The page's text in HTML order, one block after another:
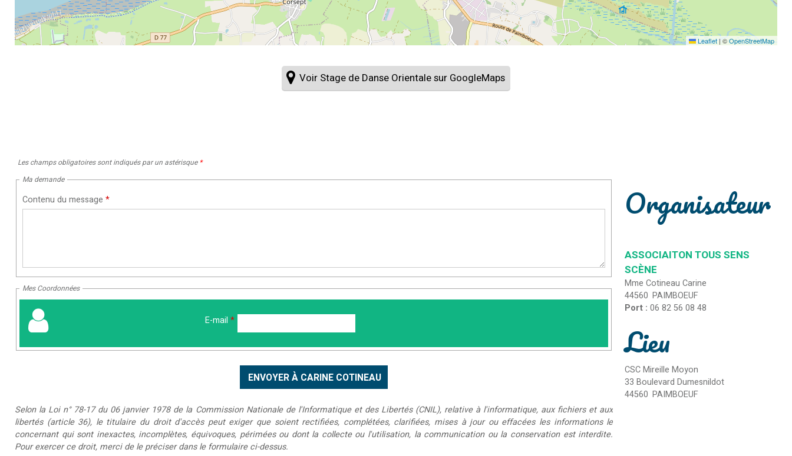
Leaflet | ©OpenStreetMap
Voir Stage de Danse Orientale sur GoogleMaps
Les champs obligatoires sont indiqués par un astérisque *
Ma demande
Contenu du message *
Mes Coordonnées
E-mail *
Selon la Loi n° 78-17 du 06 janvier 1978 de la Commission Nationale de l'Informatique et des Libertés (CNIL), relative à l'informatique, aux fichiers et aux
libertés (article 36), le titulaire du droit d'accès peut exiger que soient rectifiées, complétées, clarifiées, mises à jour ou effacées les informations le
concernant qui sont inexactes, incomplètes, équivoques, périmées ou dont la collecte ou l'utilisation, la communication ou la conservation est interdite.
Pour exercer ce droit, merci de le préciser dans le formulaire ci-dessus.
Organisateur
ASSOCIAITON TOUS SENS
SCÈNE
Mme Cotineau Carine
44560 PAIMBOEUF
Port :06 82 56 08 48
Lieu
CSC Mireille Moyon
33 Boulevard Dumesnildot
44560 PAIMBOEUF